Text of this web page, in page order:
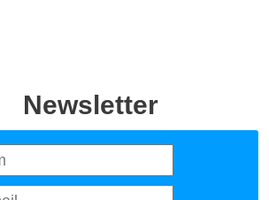
Newsletter